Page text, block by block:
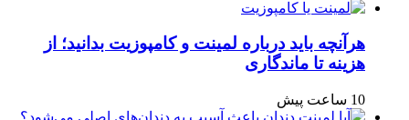
هرآنچه باید درباره لمینت و کامپوزیت بدانید؛ از
هزینه تا ماندگاری
10 ساعت پیش